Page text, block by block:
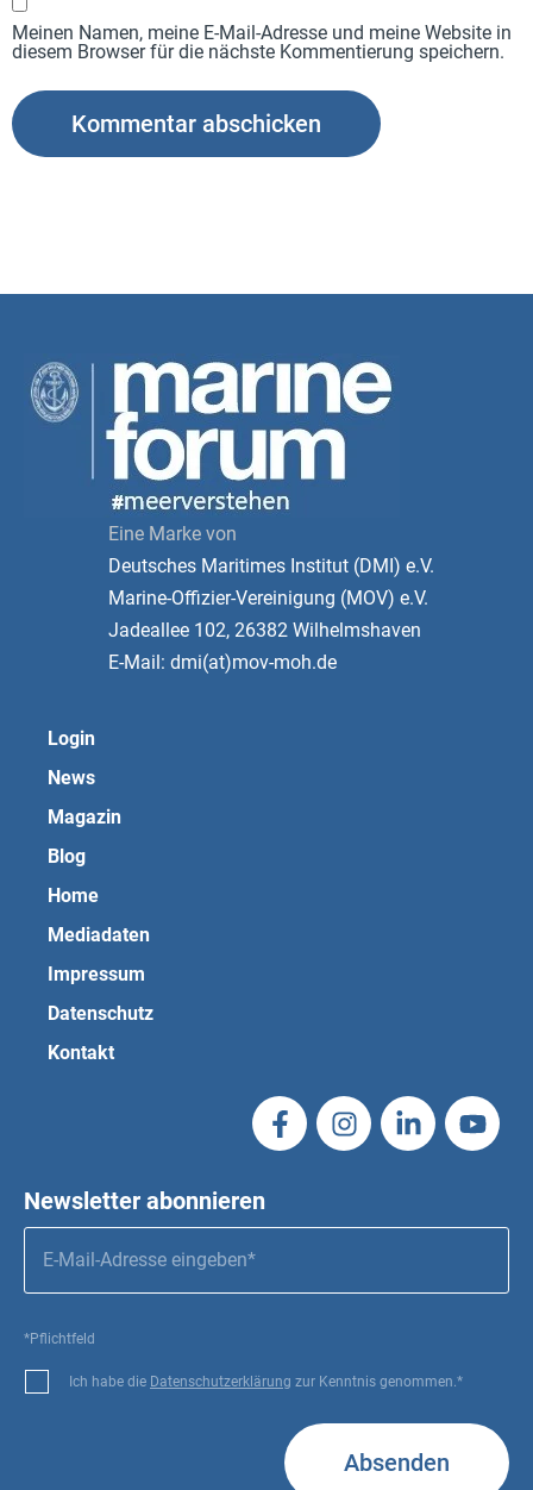
Meinen Namen, meine E-Mail-Adresse und meine Website in
diesem Browser für die nächste Kommentierung speichern.
Eine Marke von
Deutsches Maritimes Institut (DMI) e.V.
Marine-Offizier-Vereinigung (MOV) e.V.
Jadeallee 102, 26382 Wilhelmshaven
E-Mail: dmi(at)mov-moh.de
Login
News
Magazin
Blog
Home
Mediadaten
Impressum
Datenschutz
Kontakt
Newsletter abonnieren
*Pflichtfeld
Ich habe die Datenschutzerklärung zur Kenntnis genommen.*
Absenden